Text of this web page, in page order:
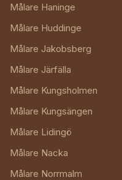
Målare Haninge
Målare Huddinge
Målare Jakobsberg
Målare Järfälla
Målare Kungsholmen
Målare Kungsängen
Målare Lidingö
Målare Nacka
Målare Norrmalm